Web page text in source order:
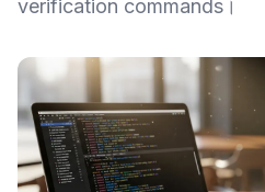
verification commands।